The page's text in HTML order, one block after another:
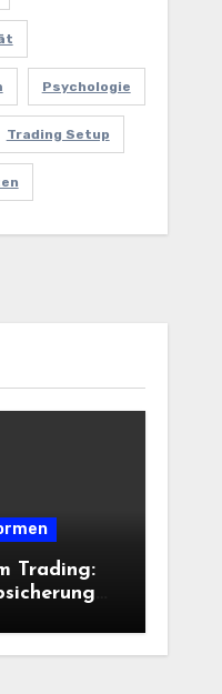
Psychologie
Trading Setup
Trading: